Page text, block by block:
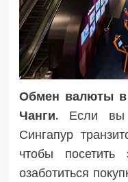
Обмен валюты в
Чанги.Если вы
Сингапур
чтобы
озаботиться